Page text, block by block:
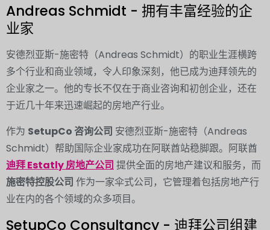
Andreas Schmidt - 拥有丰富经验的企
业家
安德烈亚斯-施密特（Andreas Schmidt）的职业生涯横跨
多个行业和商业领域，令人印象深刻，他已成为迪拜领先的
企业家之一。他的专长不仅在于商业咨询和初创企业，还在
于近几十年来迅速崛起的房地产行业。
作为 SetupCo 咨询公司 安德烈亚斯-施密特（Andreas
Schmidt）帮助国际企业家成功在阿联酋站稳脚跟。阿联酋
迪拜 Estatly 房地产公司 提供全面的房地产建议和服务，而
施密特控股公司 作为一家伞式公司，它管理着包括房地产行
业在内的各个领域的众多项目。
SetupCo Consultancy - 迪拜公司组建